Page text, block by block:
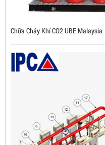
Mã sản
Chữa Cháy Khí CO2 UBE Malaysia